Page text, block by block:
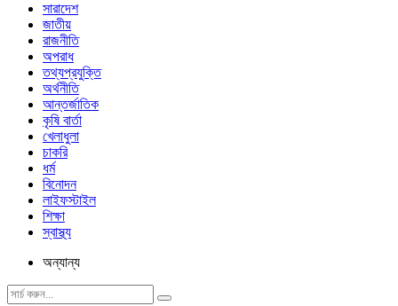
সারাদেশ
জাতীয়
রাজনীতি
অপরাধ
তথ্যপ্রযুক্তি
অর্থনীতি
আন্তর্জাতিক
কৃষি বার্তা
খেলাধুলা
চাকরি
ধর্ম
বিনোদন
লাইফস্টাইল
শিক্ষা
স্বাস্থ্য
অন্যান্য